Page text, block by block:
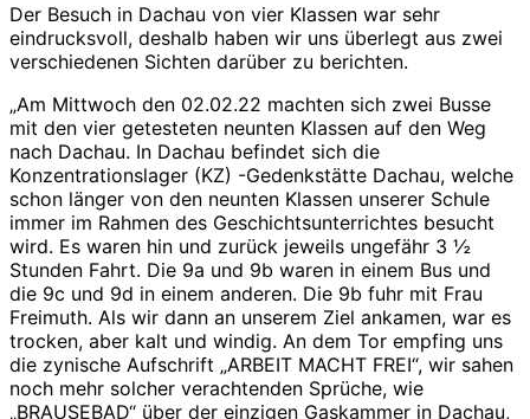
Der Besuch in Dachau von vier Klassen war sehr
eindrucksvoll, deshalb haben wir uns überlegt aus zwei
verschiedenen Sichten darüber zu berichten.
„Am Mittwoch den 02.02.22 machten sich zwei Busse
mit den vier getesteten neunten Klassen auf den Weg
nach Dachau. In Dachau befindet sich die
Konzentrationslager (KZ) -Gedenkstätte Dachau, welche
schon länger von den neunten Klassen unserer Schule
immer im Rahmen des Geschichtsunterrichtes besucht
wird. Es waren hin und zurück jeweils ungefähr 3 ½
Stunden Fahrt. Die 9a und 9b waren in einem Bus und
die 9c und 9d in einem anderen. Die 9b fuhr mit Frau
Freimuth. Als wir dann an unserem Ziel ankamen, war es
trocken, aber kalt und windig. An dem Tor empfing uns
die zynische Aufschrift „ARBEIT MACHT FREI“, wir sahen
noch mehr solcher verachtenden Sprüche, wie
„BRAUSEBAD“ über der einzigen Gaskammer in Dachau,